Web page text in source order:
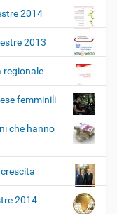
2014
2013
regionale
femminili
che hanno
2014